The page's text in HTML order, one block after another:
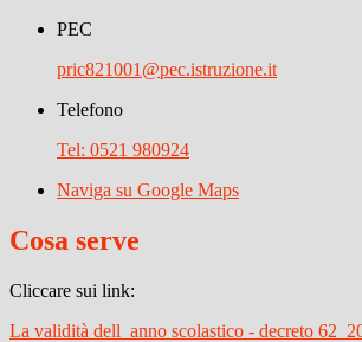
PEC
pric821001@pec.istruzione.it
Telefono
Tel: 0521 980924
Naviga su Google Maps
Cosa serve
Cliccare sui link:
La validità dell_anno scolastico - decreto